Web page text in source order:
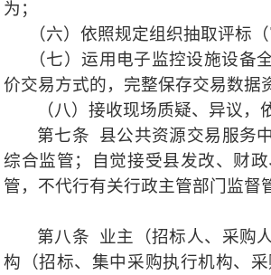
为；
（六）依照规定组织抽取评标（
（七）运用电子监控设施设
价交易方式的，完整保存交易数据
（八）接收现场质疑、异议
第七条
县公共资源交易服务
综合监管；自觉接受县发改、财
管，不代行有关行政主管部门监督
第八条
业主（招标人、采购
构（招标、集中采购执行机构、